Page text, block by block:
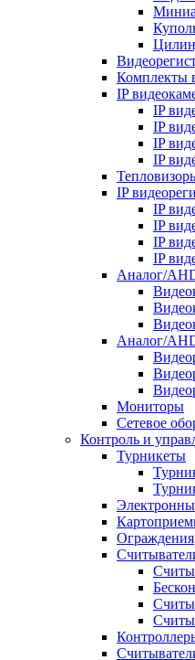
Комплекты
IP
IP
IP
IP
IP
IP
IP
IP
IP
IP
Аналог/
Аналог/
Мониторы
Сетевое
Контроль и
Турникеты
Ограждения